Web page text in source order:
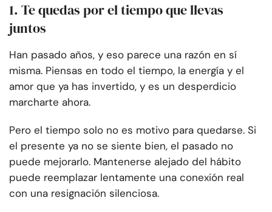
1. Te quedas por el tiempo que llevas
juntos
Han pasado años, y eso parece una razón en sí
misma. Piensas en todo el tiempo, la energía y el
amor que ya has invertido, y es un desperdicio
marcharte ahora.
Pero el tiempo solo no es motivo para quedarse. Si
el presente ya no se siente bien, el pasado no
puede mejorarlo. Mantenerse alejado del hábito
puede reemplazar lentamente una conexión real
con una resignación silenciosa.